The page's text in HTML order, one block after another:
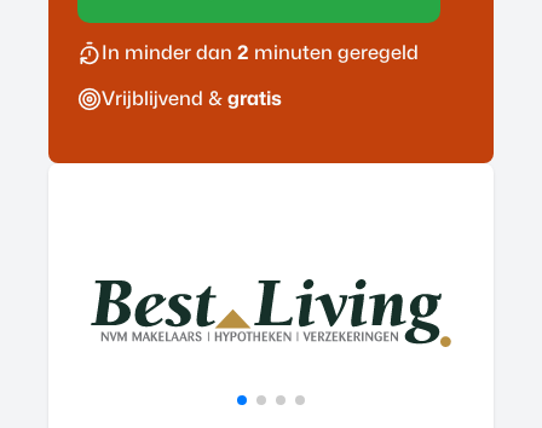
In minder dan 2 minuten geregeld
Vrijblijvend & gratis